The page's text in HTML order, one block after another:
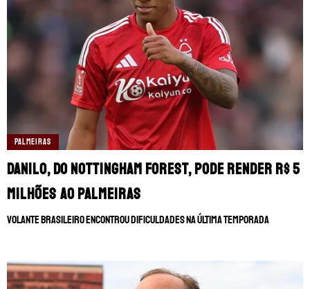
PALMEIRAS
Danilo, do Nottingham Forest, pode render R$ 5
milhões ao Palmeiras
Volante brasileiro encontrou dificuldades na última temporada